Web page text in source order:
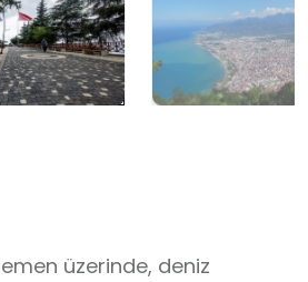
üzerinde, deniz